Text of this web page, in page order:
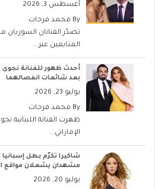
أغسطس 3, 2026
By محمد فرحات
تصدّر الفنانان
المتابعين عبر...
أحدث ظهور للفنانة نجوى
بعد شائعات انفصالهما
يوليو 23, 2026
By محمد فرحات
ظهرت الفنانة اللبنانية
الإماراتي...
شاكيرا تكرّم بطل
مشهدان يشعلان مواقع
يوليو 20, 2026